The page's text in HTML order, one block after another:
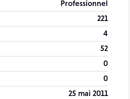
Professionnel
221
4
52
0
0
25 mai 2011